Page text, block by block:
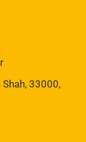
33000,